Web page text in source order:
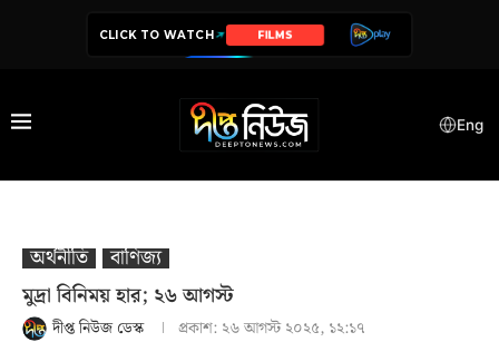
CLICK TO WATCH SERIES
Eng
অর্থনীতি
বাণিজ্য
মুদ্রা বিনিময় হার; ২৬ আগস্ট
দীপ্ত নিউজ ডেস্ক প্রকাশ: ২৬ আগস্ট ২০২৫, ১২:১৭